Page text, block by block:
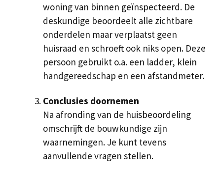
woning van binnen geïnspecteerd. De
deskundige beoordeelt alle zichtbare
onderdelen maar verplaatst geen
huisraad en schroeft ook niks open. Deze
persoon gebruikt o.a. een ladder, klein
handgereedschap en een afstandmeter.
Conclusies doornemen
Na afronding van de huisbeoordeling
omschrijft de bouwkundige zijn
waarnemingen. Je kunt tevens
aanvullende vragen stellen.